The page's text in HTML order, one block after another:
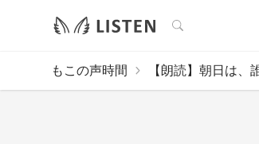
検索
もこの声時間 【朗読】朝日は、